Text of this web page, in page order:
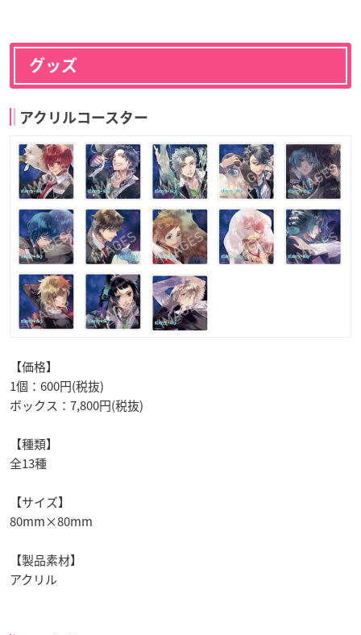
グッズ
アクリルコースター
【価格】
1個：600円(税抜)
ボックス：7,800円(税抜)
【種類】
全13種
【サイズ】
80mm×80mm
【製品素材】
アクリル